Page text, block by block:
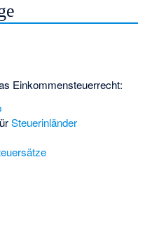
Einkommensteuerrecht:
Steuerinländer